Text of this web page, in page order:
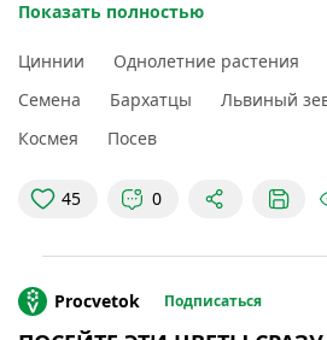
🌺 Львиный зев. Его цветки
привлекают целый рой шмелей-
на любой почве, не боится
однолетников. Нежная и
любой цветник.
🌺 Эшшольция
легкой почвы. Ее яркие желто-
атласными лепестками просто
Показать полностью
Циннии Однолетние растения
Семена
Бархатцы Львиный
Космея
Посев
45 0
Procvetok Подписаться